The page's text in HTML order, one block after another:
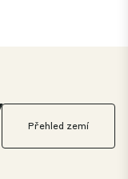
Přehled zemí